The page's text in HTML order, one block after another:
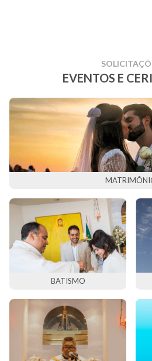
VISITE O
AGORA
DE ONDE ESTIVER
ACESSE JÁ
EVENTOS E
BATISMO